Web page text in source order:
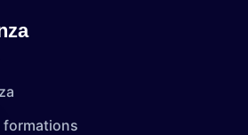
formations